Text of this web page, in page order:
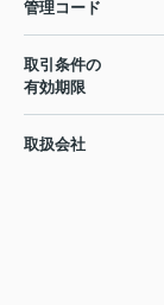
管理コード
取引条件の
有効期限
取扱会社